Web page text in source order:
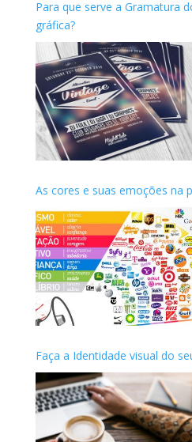
Para que serve a Gramatura
gráfica?
As cores e suas emoções na
Faça a Identidade visual do